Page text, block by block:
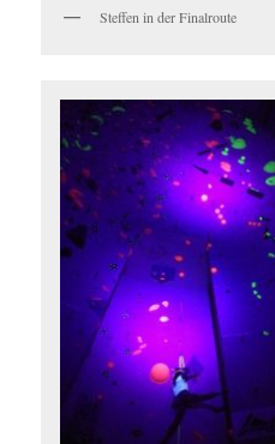
Steffen in der Finalroute